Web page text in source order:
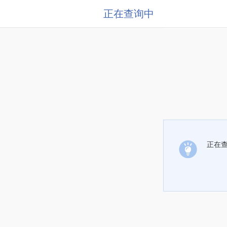
正在查询中
正在